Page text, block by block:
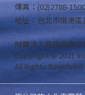
傳真：(02)2788-1500
地址：台北市南港區
財團法人原住民族
Copyright © 2021
All Rights Reserved .